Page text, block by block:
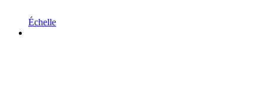
Échelle